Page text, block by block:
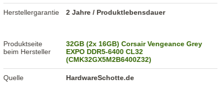
Herstellergarantie 2 Jahre / Produktlebensdauer
Produktseite
beim Hersteller
32GB (2x 16GB) Corsair Vengeance Grey
EXPO DDR5-6400 CL32
(CMK32GX5M2B6400Z32)
Quelle HardwareSchotte.de